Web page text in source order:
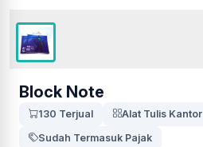
Block Note
130 Terjual
Alat Tulis Kantor
Sudah Termasuk Pajak